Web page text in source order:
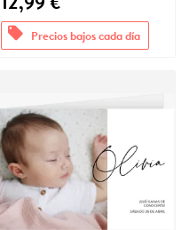
offers Precios bajos cada día